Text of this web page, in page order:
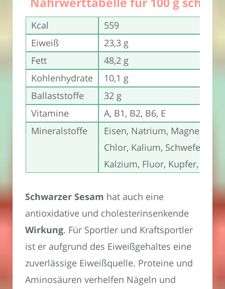
Kcal
559
Eiweiß
23,3 g
Fett
48,2 g
Kohlenhydrate
10,1 g
Ballaststoffe
32 g
Vitamine
A, B1, B2, B6, E
Mineralstoffe
Eisen, Natrium,
Chlor, Kalium, Schwefel,
Kalzium, Fluor, Kupfer, Selen
Schwarzer Sesam hat auch eine
antioxidative und cholesterinsenkende
Wirkung. Für Sportler und Kraftsportler
ist er aufgrund des Eiweißgehaltes eine
zuverlässige Eiweißquelle. Proteine und
Aminosäuren verhelfen Nägeln und